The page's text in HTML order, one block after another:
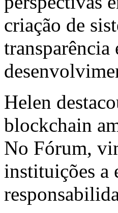
criação de
transparência
Helen
blockchain
No Fórum,
instituições a